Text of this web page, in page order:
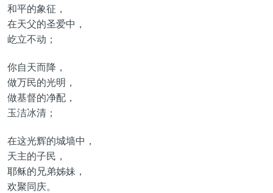
和平的象征，
在天父的圣爱中，
屹立不动；
你自天而降，
做万民的光明，
做基督的净配，
玉洁冰清；
在这光辉的城墙中，
天主的子民，
耶稣的兄弟姊妹，
欢聚同庆。